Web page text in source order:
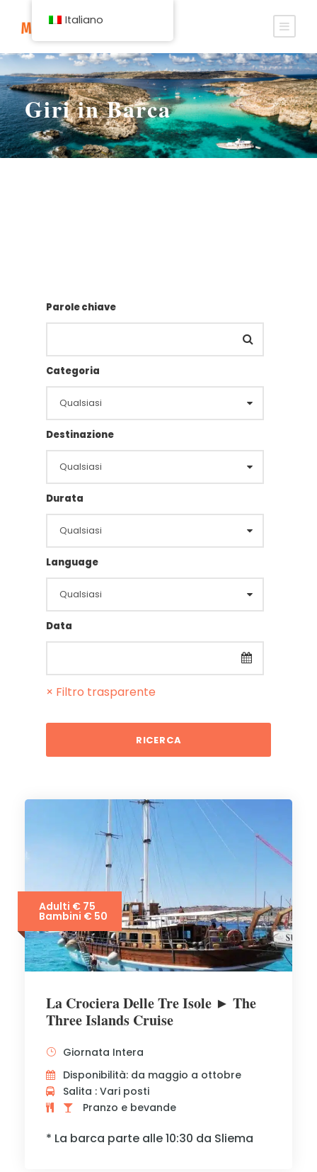
Giri in Barca
Parole chiave
Categoria
Destinazione
Durata
Language
Data
× Filtro trasparente
Adulti € 75
Bambini € 50
La Crociera Delle Tre Isole ► The
Three Islands Cruise
Giornata Intera
Disponibilità: da maggio a ottobre
Salita : Vari posti
Pranzo e bevande
* La barca parte alle 10:30 da Sliema
Italiano